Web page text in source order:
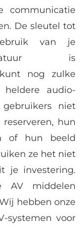
communicatie
De sleutel tot
van je
is
nog zulke
heldere audio-
niet
hun
of hun beeld
ze het niet
je investering.
middelen
hebben onze
systemen voor